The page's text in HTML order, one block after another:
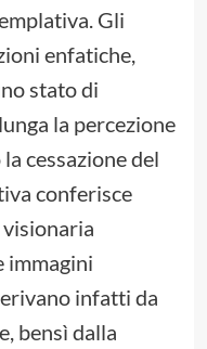
Gli
enfatiche,
stato di
la percezione
cessazione del
conferisce
visionaria
immagini
infatti da
bensì dalla